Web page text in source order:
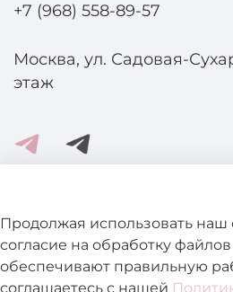
Помощь и информация
Подробнее о магазине
+7 (968) 558-89-57
Москва, ул. Садовая-
этаж
Продолжая использовать наш
согласие на обработку
обеспечивают правильную
соглашаетесь с нашей